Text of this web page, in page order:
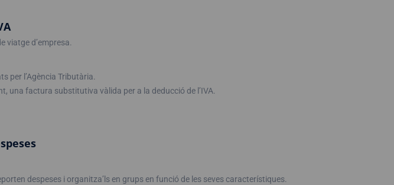
viatge d’empresa.
per l’Agència Tributària.
una factura substitutiva vàlida per a la deducció de l’IVA.
despeses i organitza’ls en grups en funció de les seves característiques.